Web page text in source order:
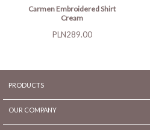
Carmen Embroidered Shirt
Cream
Price
PLN289.00
PRODUCTS
OUR COMPANY